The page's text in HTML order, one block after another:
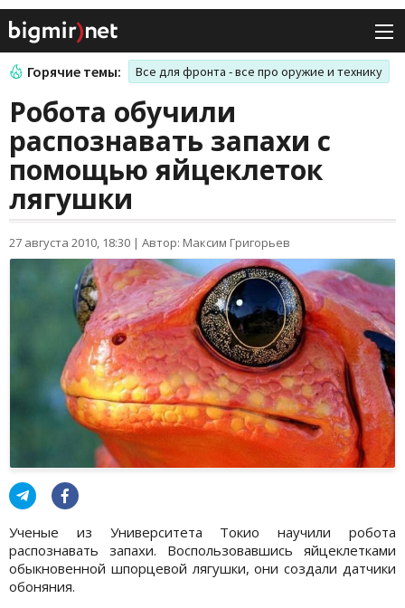
Горячие темы: Все для фронта - все про оружие и технику
Робота обучили
распознавать запахи с
помощью яйцеклеток
лягушки
27 августа 2010, 18:30 | Автор: Максим Григорьев
Ученые из Университета Токио научили робота
распознавать запахи. Воспользовавшись яйцеклетками
обыкновенной шпорцевой лягушки, они создали датчики
обоняния.